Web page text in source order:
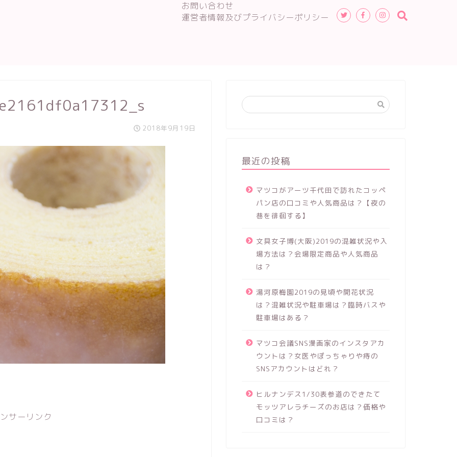
お問い合わせ
運営者情報及びプライバシーポリシー
2018年9月19日
サーリンク
最近の投稿
マツコがアーツ千代田で訪れたコッペ
パン店の口コミや人気商品は？【夜の
巷を徘徊する】
文具女子博(大阪)2019の混雑状況や入
場方法は？会場限定商品や人気商品
は？
湯河原梅園2019の見頃や開花状況
は？混雑状況や駐車場は？臨時バスや
駐車場はある？
マツコ会議SNS漫画家のインスタアカ
ウントは？女医やぽっちゃりや痔の
SNSアカウントはどれ？
ヒルナンデス1/30表参道のできたて
モッツアレラチーズのお店は？価格や
口コミは？